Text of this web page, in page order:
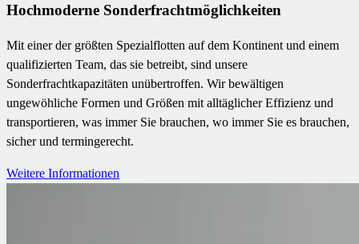
Hochmoderne Sonderfrachtmöglichkeiten
Mit einer der größten Spezialflotten auf dem Kontinent und einem
qualifizierten Team, das sie betreibt, sind unsere
Sonderfrachtkapazitäten unübertroffen. Wir bewältigen
ungewöhliche Formen und Größen mit alltäglicher Effizienz und
transportieren, was immer Sie brauchen, wo immer Sie es brauchen,
sicher und termingerecht.
Weitere Informationen